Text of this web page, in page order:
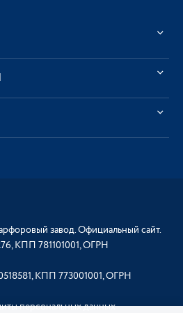
завод. Официальный сайт.
КПП 781101001, ОГРН
КПП 773001001, ОГРН
персональных данных